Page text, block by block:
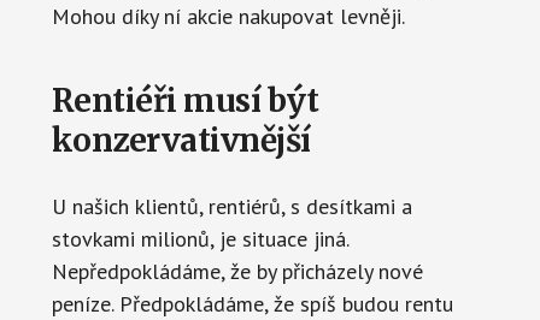
Mohou díky ní akcie nakupovat levněji.
Rentiéři musí být
konzervativnější
U našich klientů, rentiérů, s desítkami a
stovkami milionů, je situace jiná.
Nepředpokládáme, že by přicházely nové
peníze. Předpokládáme, že spíš budou rentu